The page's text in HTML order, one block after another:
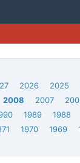
2026 2025
2008
2007
1989 1988
1970 1969